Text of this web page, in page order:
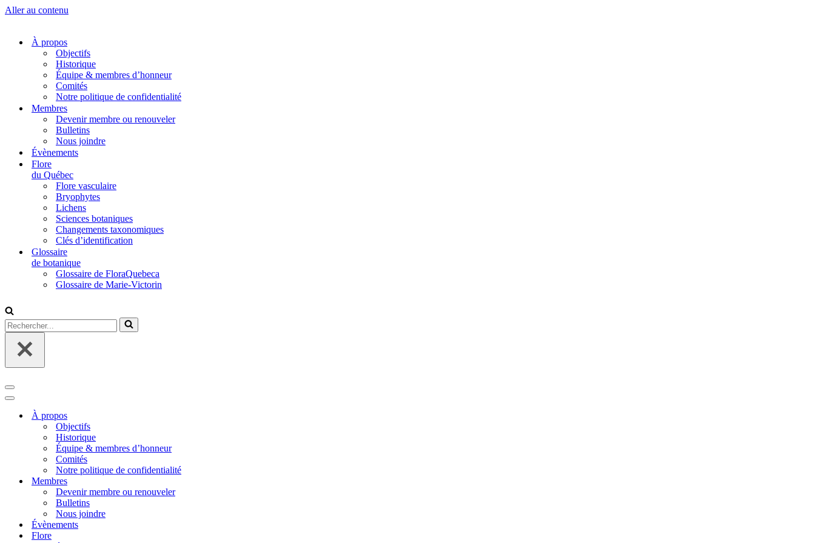
Aller au contenu
À propos
Objectifs
Historique
Équipe & membres d’honneur
Comités
Notre politique de confidentialité
Membres
Devenir membre ou renouveler
Bulletins
Nous joindre
Évènements
Flore
du Québec
Flore vasculaire
Bryophytes
Lichens
Sciences botaniques
Changements taxonomiques
Clés d’identification
Glossaire
de botanique
Glossaire de FloraQuebeca
Glossaire de Marie-Victorin
Rechercher...
Menu
de
navigation
Menu
navigationÀ propos
Objectifs
Historique
Équipe & membres d’honneur
Comités
Notre politique de confidentialité
Membres
Devenir membre ou renouveler
Bulletins
Nous joindre
Évènements
Flore